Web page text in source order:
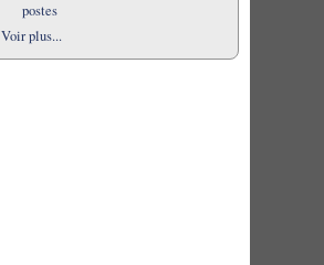
postes
Voir plus...